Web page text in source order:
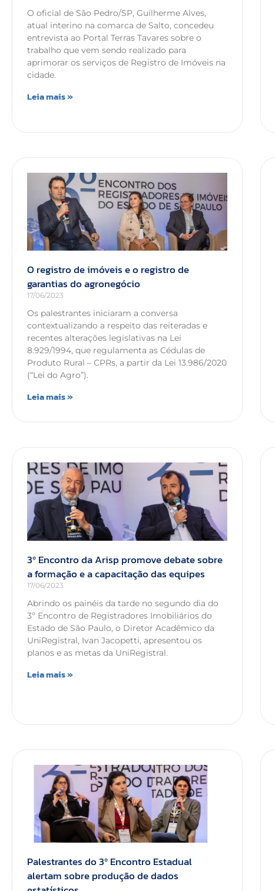
O oficial de São Pedro/SP, Guilherme Alves,
atual interino na comarca de Salto, concedeu
entrevista ao Portal Terras Tavares sobre o
trabalho que vem sendo realizado para
aprimorar os serviços de Registro de Imóveis na
cidade.
Leia mais »
O registro de imóveis e o registro de
garantias do agronegócio​
17/06/2023
Os palestrantes iniciaram a conversa
contextualizando a respeito das reiteradas e
recentes alterações legislativas na Lei
8.929/1994, que regulamenta as Cédulas de
Produto Rural – CPRs, a partir da Lei 13.986/2020
(“Lei do Agro”).
Leia mais »
3º Encontro da Arisp promove debate sobre
a formação e a capacitação das equipes
17/06/2023
Abrindo os painéis da tarde no segundo dia do
3º Encontro de Registradores Imobiliários do
Estado de São Paulo, o Diretor Acadêmico da
UniRegistral, Ivan Jacopetti, apresentou os
planos e as metas da UniRegistral.
Leia mais »
Palestrantes do 3º Encontro Estadual
alertam sobre produção de dados